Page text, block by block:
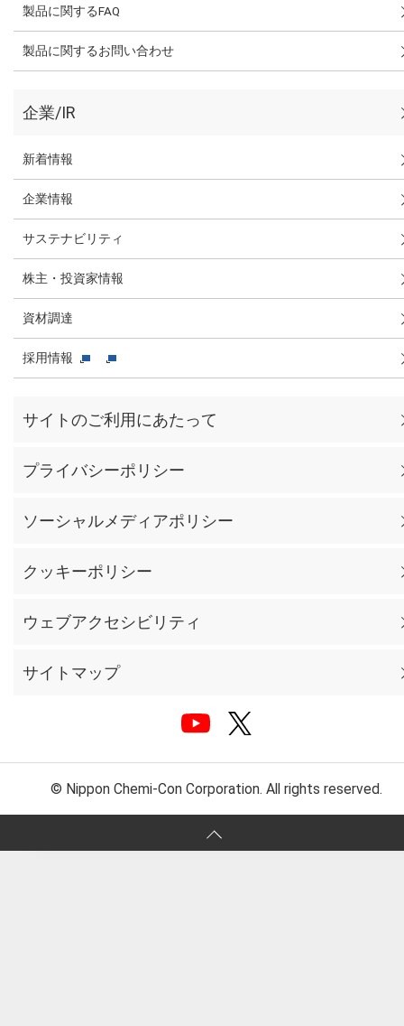
製品に関するFAQ
製品に関するお問い合わせ
企業/IR
新着情報
企業情報
サステナビリティ
株主・投資家情報
資材調達
採用情報
サイトのご利用にあたって
プライバシーポリシー
ソーシャルメディアポリシー
クッキーポリシー
ウェブアクセシビリティ
サイトマップ
© Nippon Chemi-Con Corporation. All rights reserved.